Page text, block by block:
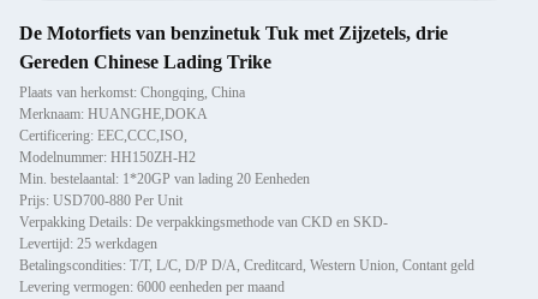
De Motorfiets van benzinetuk Tuk met Zijzetels, drie
Gereden Chinese Lading Trike
Plaats van herkomst: Chongqing, China
Merknaam: HUANGHE,DOKA
Certificering: EEC,CCC,ISO,
Modelnummer: HH150ZH-H2
Min. bestelaantal: 1*20GP van lading 20 Eenheden
Prijs: USD700-880 Per Unit
Verpakking Details: De verpakkingsmethode van CKD en SKD-
Levertijd: 25 werkdagen
Betalingscondities: T/T, L/C, D/P D/A, Creditcard, Western Union, Contant geld
Levering vermogen: 6000 eenheden per maand